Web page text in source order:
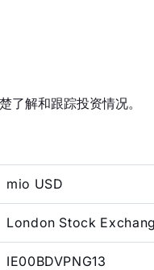
了解和跟踪投资情况。
mio USD
London Stock
IE00BDVPNG13